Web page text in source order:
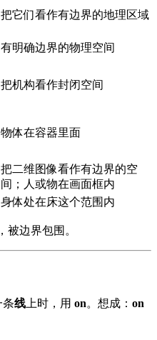
把它们看作有边界的地理区域
有明确边界的物理空间
把机构看作封闭空间
物体在容器里面
把二维图像看作有边界的空
间；人或物在画面框内
身体处在床这个范围内
被边界包围。
条线 上时，用 on。想成： on